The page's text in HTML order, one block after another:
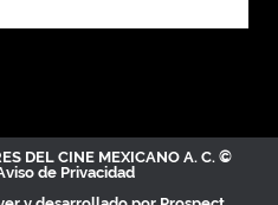
DEL CINE MEXICANO A. C. ©
de Privacidad